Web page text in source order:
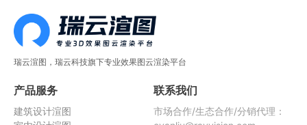
瑞云渲图，瑞云科技旗下专业效果图云渲染平台
产品服务
建筑设计渲图
联系我们
市场合作/生态合作/分销代理：